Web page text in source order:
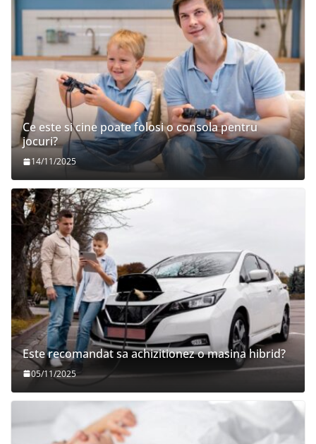
Ce este si cine poate folosi o consola pentru
jocuri?
14/11/2025
Este recomandat sa achizitionez o masina hibrid?
05/11/2025